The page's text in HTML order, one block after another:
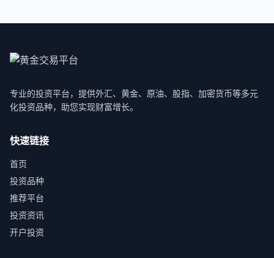
专业的投资平台，提供外汇、黄金、原油、股指、加密货币等多元
化投资品种，助您实现财富增长。
快速链接
首页
投资品种
推荐平台
投资资讯
开户投资